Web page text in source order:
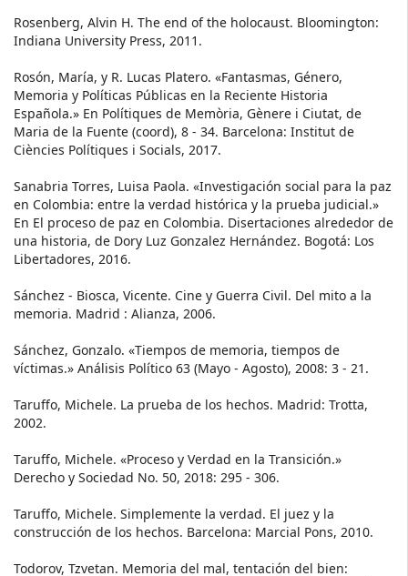
Rosenberg, Alvin H. The end of the holocaust. Bloomington:
Indiana University Press, 2011.
Rosón, María, y R. Lucas Platero. «Fantasmas, Género,
Memoria y Políticas Públicas en la Reciente Historia
Española.» En Polítiques de Memòria, Gènere i Ciutat, de
Maria de la Fuente (coord), 8 - 34. Barcelona: Institut de
Ciències Polítiques i Socials, 2017.
Sanabria Torres, Luisa Paola. «Investigación social para la paz
en Colombia: entre la verdad histórica y la prueba judicial.»
En El proceso de paz en Colombia. Disertaciones alrededor de
una historia, de Dory Luz Gonzalez Hernández. Bogotá: Los
Libertadores, 2016.
Sánchez - Biosca, Vicente. Cine y Guerra Civil. Del mito a la
memoria. Madrid : Alianza, 2006.
Sánchez, Gonzalo. «Tiempos de memoria, tiempos de
víctimas.» Análisis Político 63 (Mayo - Agosto), 2008: 3 - 21.
Taruffo, Michele. La prueba de los hechos. Madrid: Trotta,
2002.
Taruffo, Michele. «Proceso y Verdad en la Transición.»
Derecho y Sociedad No. 50, 2018: 295 - 306.
Taruffo, Michele. Simplemente la verdad. El juez y la
construcción de los hechos. Barcelona: Marcial Pons, 2010.
Todorov, Tzvetan. Memoria del mal, tentación del bien: